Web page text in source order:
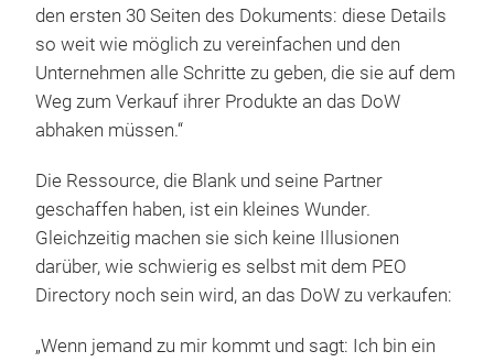
den ersten 30 Seiten des Dokuments: diese Details
so weit wie möglich zu vereinfachen und den
Unternehmen alle Schritte zu geben, die sie auf dem
Weg zum Verkauf ihrer Produkte an das DoW
abhaken müssen.“
Die Ressource, die Blank und seine Partner
geschaffen haben, ist ein kleines Wunder.
Gleichzeitig machen sie sich keine Illusionen
darüber, wie schwierig es selbst mit dem PEO
Directory noch sein wird, an das DoW zu verkaufen:
„Wenn jemand zu mir kommt und sagt: Ich bin ein